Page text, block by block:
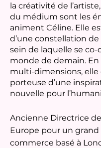
la créativité de
du médium sont les
animent Céline. Elle
d’une constellation de
sein de laquelle se co-
monde de demain. En
multi-dimensions, elle
porteuse d’une
nouvelle pour
Ancienne Directrice
Europe pour un
commerce basé à